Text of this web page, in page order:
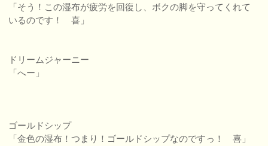
「そう！この湿布が疲労を回復し、ボクの脚を守ってくれて
いるのです！ 喜」
ドリームジャーニー
「へー」
ゴールドシップ
「金色の湿布！つまり！ゴールドシップなのですっ！ 喜」